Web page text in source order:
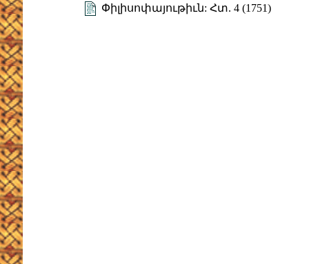
Փիլիսոփայութիւն: Հտ. 4 (1751)